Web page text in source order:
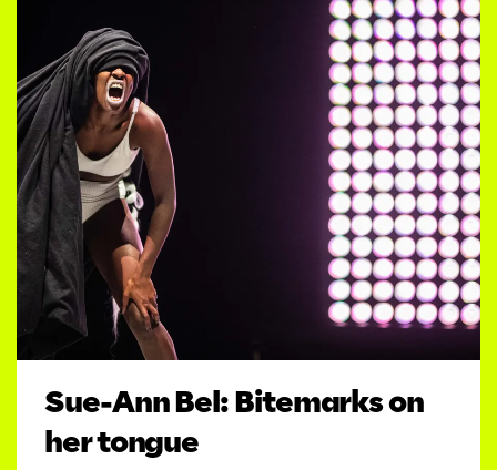
Sue-Ann Bel: Bitemarks on
her tongue